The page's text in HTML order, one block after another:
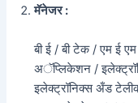
मॅनेजर :
बी ई / बी टेक / एम ई
अॅप्लिकेशन /
इलेक्ट्रॉनिक्स अँड